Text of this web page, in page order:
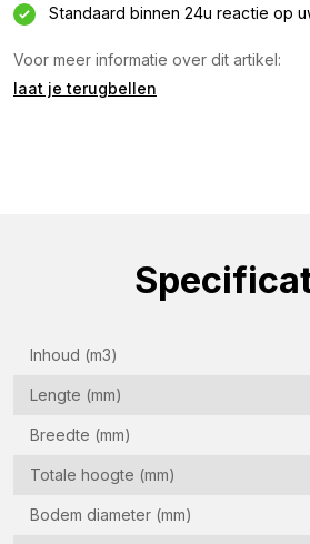
Standaard binnen 24u reactie op
Voor meer informatie over dit artikel:
laat je terugbellen
Inhoud (m3)
Lengte (mm)
Breedte (mm)
Totale hoogte (mm)
Bodem diameter (mm)
via dit formulier.
Naam
(Vereist)
Land
Woonplaats